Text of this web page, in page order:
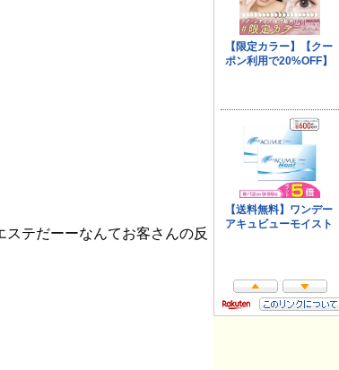
ステだーーなんてお客さんの反